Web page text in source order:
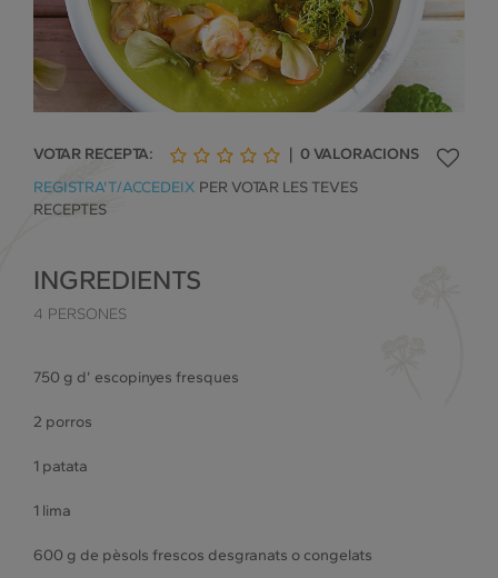
VOTAR RECEPTA:
1
de
2
dede
4
de
5
de
| 0VALORACIONS
REGISTRA'T/ACCEDEIX PER VOTAR LES TEVES
RECEPTES
INGREDIENTS
4 PERSONES
750 g d’ escopinyes fresques
2 porros
1 patata
1 lima
600 g de pèsols frescos desgranats o congelats